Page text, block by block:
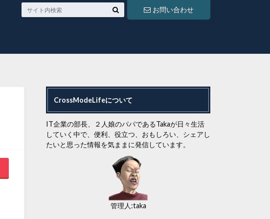
お問い合わせ
CrossModeLifeについて
IT企業の部長、２人娘のパパであるTakaが日々生活
していく中で、便利、役立つ、おもしろい、シェアし
たいと思った情報を気ままに発信しています。
管理人:taka